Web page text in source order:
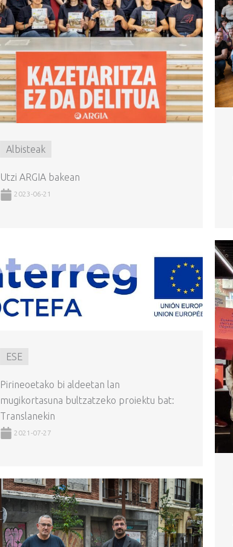
Albisteak
Utzi ARGIA bakean
2023-06-21
ESE
Pirineoetako bi aldeetan lan
mugikortasuna bultzatzeko proiektu bat:
Translanekin
2021-07-27